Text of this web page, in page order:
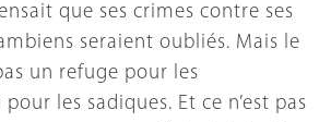
que ses crimes contre ses
seraient oubliés. Mais le
un refuge pour les
les sadiques. Et ce n’est pas